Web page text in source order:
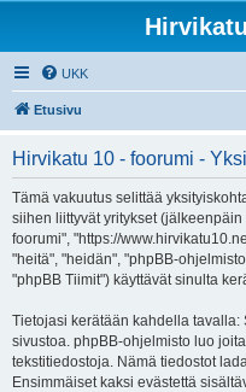
UKK
Etusivu
Hirvikatu 10 - foorumi -
Tämä vakuutus selittää
siihen liittyvät yritykset
foorumi", "https://
"heitä", "heidän", "phpBB-
"phpBB Tiimit") käyttävät sinulta
Tietojasi kerätään kahdella
sivustoa. phpBB-ohjelmisto luo
tekstitiedostoja. Nämä tiedostot
Ensimmäiset kaksi evästettä